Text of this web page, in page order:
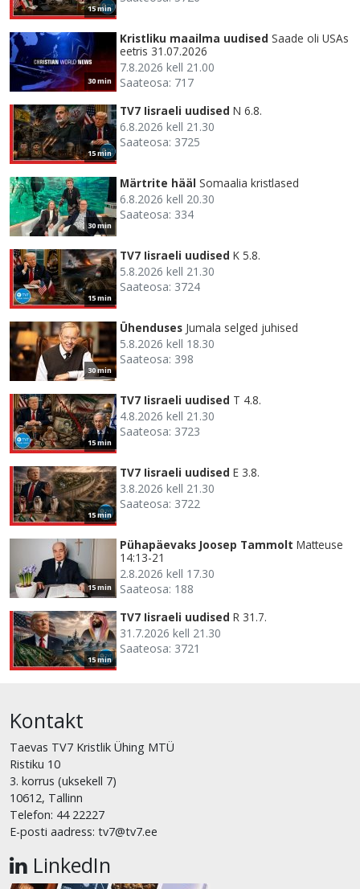
15 min
30 min
Kristliku maailma uudised Saade oli USAs
eetris 31.07.2026
7.8.2026 kell 21.00
Saateosa: 717
15 min
TV7 Iisraeli uudised N 6.8.
6.8.2026 kell 21.30
Saateosa: 3725
30 min
Märtrite hääl Somaalia kristlased
6.8.2026 kell 20.30
Saateosa: 334
15 min
TV7 Iisraeli uudised K 5.8.
5.8.2026 kell 21.30
Saateosa: 3724
30 min
Ühenduses Jumala selged juhised
5.8.2026 kell 18.30
Saateosa: 398
15 min
TV7 Iisraeli uudised T 4.8.
4.8.2026 kell 21.30
Saateosa: 3723
15 min
TV7 Iisraeli uudised E 3.8.
3.8.2026 kell 21.30
Saateosa: 3722
15 min
Pühapäevaks Joosep Tammolt Matteuse
14:13-21
2.8.2026 kell 17.30
Saateosa: 188
15 min
TV7 Iisraeli uudised R 31.7.
31.7.2026 kell 21.30
Saateosa: 3721
Kontakt
Taevas TV7 Kristlik Ühing MTÜ
Ristiku 10
3. korrus (uksekell 7)
10612, Tallinn
Telefon: 44 22227
E-posti aadress: tv7@tv7.ee
LinkedIn